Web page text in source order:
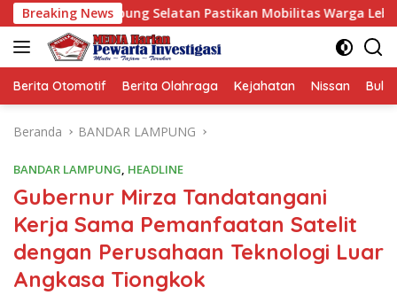
Langsung
ke
konten
Breaking News
Selatan Pastikan Mobilitas Warga Lebih Aman dan
Berita Otomotif Berita Olahraga Kejahatan Nissan
Beranda BANDAR LAMPUNG
BANDAR LAMPUNG, HEADLINE
Gubernur Mirza Tandatangani
Kerja Sama Pemanfaatan Satelit
dengan Perusahaan Teknologi Luar
Angkasa Tiongkok